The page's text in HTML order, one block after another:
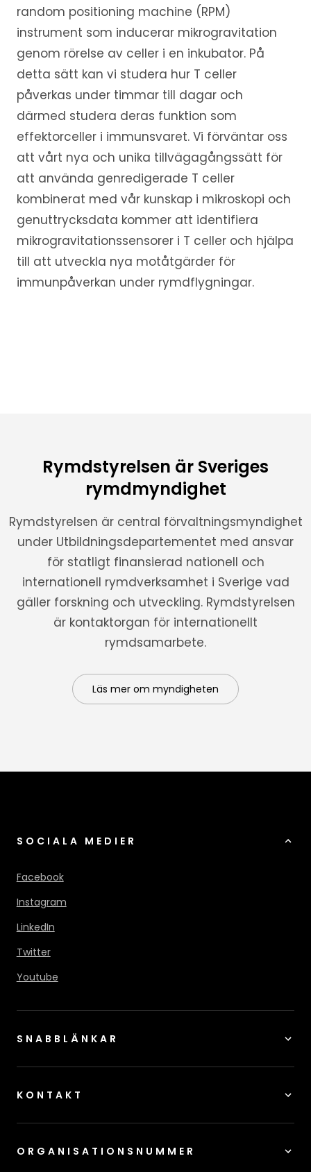
random positioning machine (RPM)
instrument som inducerar mikrogravitation
genom rörelse av celler i en inkubator. På
detta sätt kan vi studera hur T celler
påverkas under timmar till dagar och
därmed studera deras funktion som
effektorceller i immunsvaret. Vi förväntar oss
att vårt nya och unika tillvägagångssätt för
att använda genredigerade T celler
kombinerat med vår kunskap i mikroskopi och
genuttrycksdata kommer att identifiera
mikrogravitationssensorer i T celler och hjälpa
till att utveckla nya motåtgärder för
immunpåverkan under rymdflygningar.
Rymdstyrelsen är Sveriges
rymdmyndighet
Rymdstyrelsen är central förvaltningsmyndighet
under Utbildningsdepartementet med ansvar
för statligt finansierad nationell och
internationell rymdverksamhet i Sverige vad
gäller forskning och utveckling. Rymdstyrelsen
är kontaktorgan för internationellt
rymdsamarbete.
Läs mer om myndigheten
SOCIALA MEDIER
Facebook
Instagram
LinkedIn
Twitter
Youtube
SNABBLÄNKAR
KONTAKT
ORGANISATIONSNUMMER